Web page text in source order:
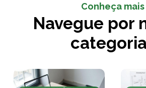
Conheça mais
Navegue por